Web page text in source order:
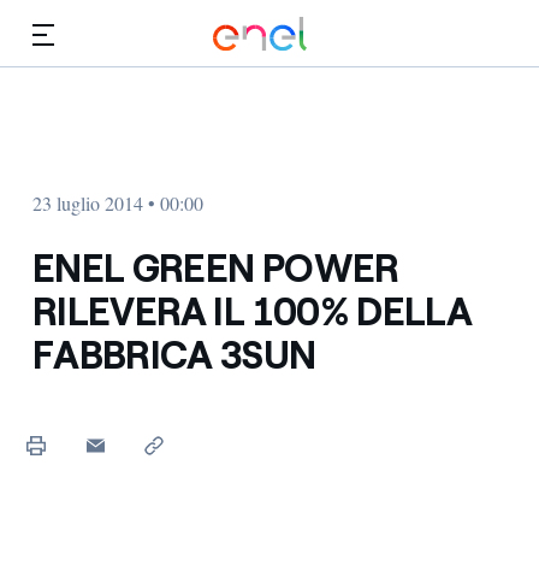
23 luglio 2014 • 00:00
ENEL GREEN POWER
RILEVERA IL 100% DELLA
FABBRICA 3SUN